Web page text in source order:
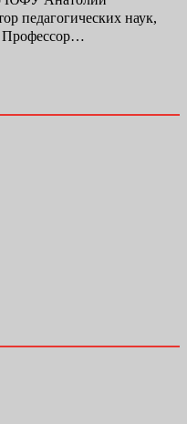
педагогических наук,
Профессор…